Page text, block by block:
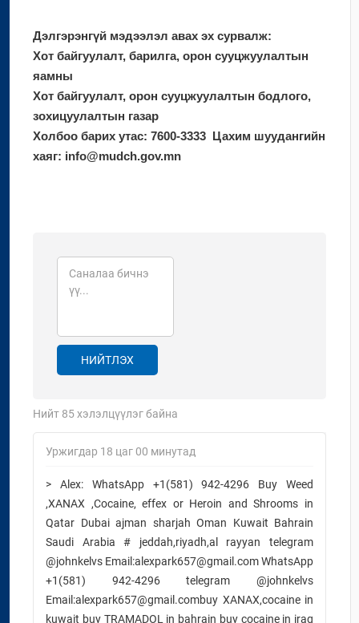
Дэлгэрэнгүй мэдээлэл авах эх сурвалж:
Хот байгуулалт, барилга, орон сууцжуулалтын
яамны
Хот байгуулалт, орон сууцжуулалтын бодлого,
зохицуулалтын газар
Холбоо барих утас: 7600-3333 Цахим шуудангийн
хаяг: info@mudch.gov.mn
НИЙТЛЭХ
Нийт 85хэлэлцүүлэг байна
Уржигдар 18 цаг 00 минутад
> Alex: WhatsApp +1(581) 942-4296 Buy Weed
,XANAX ,Cocaine, effex or Heroin and Shrooms in
Qatar Dubai ajman sharjah Oman Kuwait Bahrain
Saudi Arabia # jeddah,riyadh,al rayyan telegram
@johnkelvs Email:alexpark657@gmail.com WhatsApp
+1(581) 942-4296 telegram @johnkelvs
Email:alexpark657@gmail.combuy XANAX,cocaine in
kuwait buy TRAMADOL in bahrain buy cocaine in iraq